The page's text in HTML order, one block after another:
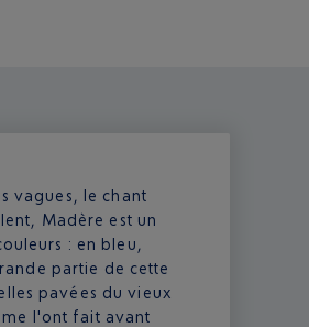
vagues, le chant
Madère est un
: en bleu,
partie de cette
pavées du vieux
l'ont fait avant